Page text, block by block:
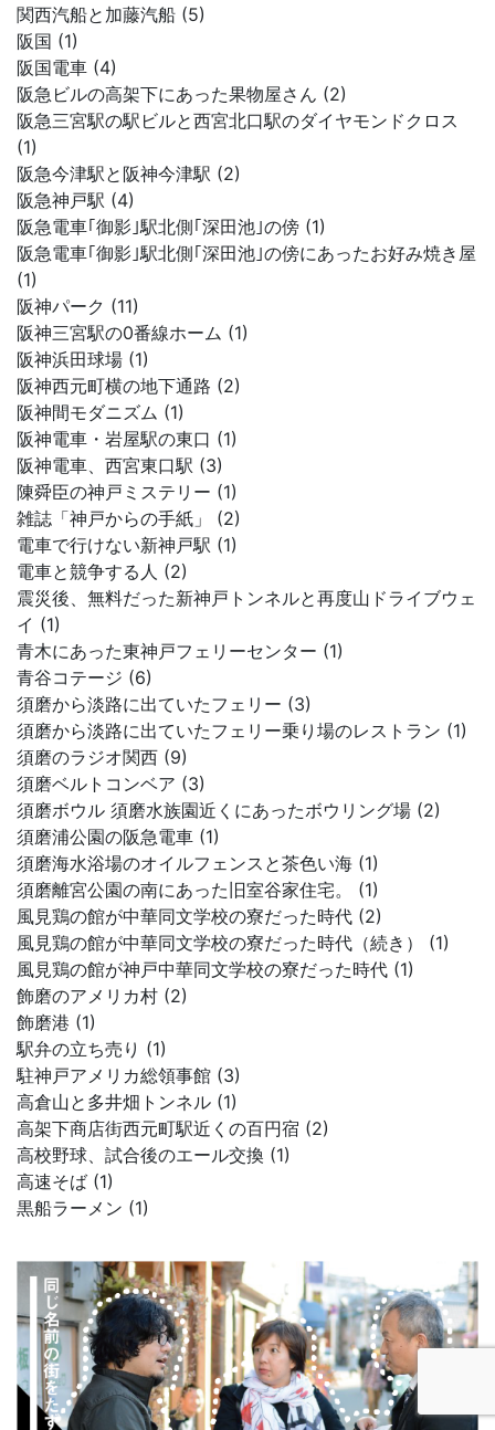
関西汽船と加藤汽船 (5)
阪国 (1)
阪国電車 (4)
阪急ビルの高架下にあった果物屋さん (2)
阪急三宮駅の駅ビルと西宮北口駅のダイヤモンドクロス
(1)
阪急今津駅と阪神今津駅 (2)
阪急神戸駅 (4)
阪急電車｢御影｣駅北側｢深田池｣の傍 (1)
阪急電車｢御影｣駅北側｢深田池｣の傍にあったお好み焼き屋
(1)
阪神パーク (11)
阪神三宮駅の0番線ホーム (1)
阪神浜田球場 (1)
阪神西元町横の地下通路 (2)
阪神間モダニズム (1)
阪神電車・岩屋駅の東口 (1)
阪神電車、西宮東口駅 (3)
陳舜臣の神戸ミステリー (1)
雑誌「神戸からの手紙」 (2)
電車で行けない新神戸駅 (1)
電車と競争する人 (2)
震災後、無料だった新神戸トンネルと再度山ドライブウェ
イ (1)
青木にあった東神戸フェリーセンター (1)
青谷コテージ (6)
須磨から淡路に出ていたフェリー (3)
須磨から淡路に出ていたフェリー乗り場のレストラン (1)
須磨のラジオ関西 (9)
須磨ベルトコンベア (3)
須磨ボウル 須磨水族園近くにあったボウリング場 (2)
須磨浦公園の阪急電車 (1)
須磨海水浴場のオイルフェンスと茶色い海 (1)
須磨離宮公園の南にあった旧室谷家住宅。 (1)
風見鶏の館が中華同文学校の寮だった時代 (2)
風見鶏の館が中華同文学校の寮だった時代（続き） (1)
風見鶏の館が神戸中華同文学校の寮だった時代 (1)
飾磨のアメリカ村 (2)
飾磨港 (1)
駅弁の立ち売り (1)
駐神戸アメリカ総領事館 (3)
高倉山と多井畑トンネル (1)
高架下商店街西元町駅近くの百円宿 (2)
高校野球、試合後のエール交換 (1)
高速そば (1)
黒船ラーメン (1)